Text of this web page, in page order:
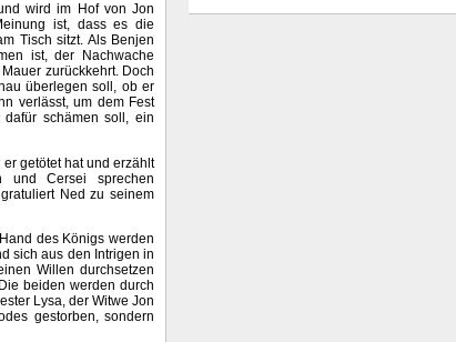
wird im Hof von Jon
ist, dass es die
Tisch sitzt. Als Benjen
ist, der Nachwache
zurückkehrt. Doch
überlegen soll, ob er
verlässt, um dem Fest
schämen soll, ein
getötet hat und erzählt
und Cersei sprechen
Ned zu seinem
des Königs werden
sich aus den Intrigen in
Willen durchsetzen
beiden werden durch
Lysa, der Witwe Jon
gestorben, sondern